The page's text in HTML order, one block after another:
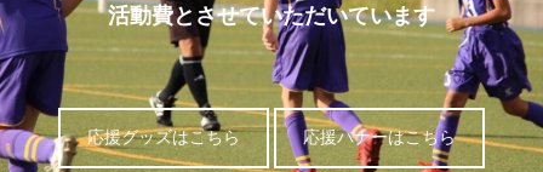
活動費とさせていただいています
応援グッズはこちら 応援バナーはこちら